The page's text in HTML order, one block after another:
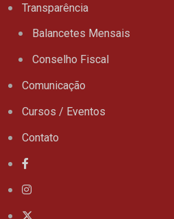
Transparência
Balancetes Mensais
Conselho Fiscal
Comunicação
Cursos / Eventos
Contato